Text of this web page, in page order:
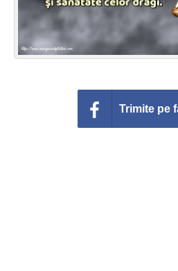
Felicitari animate
Invitatii personalizate
Trimite pe